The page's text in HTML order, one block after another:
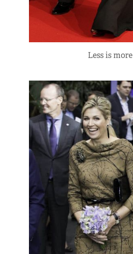
Less is more